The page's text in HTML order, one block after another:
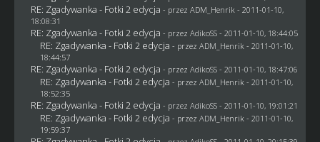
RE: Zgadywanka - Fotki 2 edycja - przez ADM_Henrik - 2011-01-10,
18:08:31
RE: Zgadywanka - Fotki 2 edycja - przez AdikoSS - 2011-01-10, 18:44:05
RE: Zgadywanka - Fotki 2 edycja - przez ADM_Henrik - 2011-01-10,
18:44:57
RE: Zgadywanka - Fotki 2 edycja - przez AdikoSS - 2011-01-10, 18:47:06
RE: Zgadywanka - Fotki 2 edycja - przez ADM_Henrik - 2011-01-10,
18:52:35
RE: Zgadywanka - Fotki 2 edycja - przez AdikoSS - 2011-01-10, 19:01:21
RE: Zgadywanka - Fotki 2 edycja - przez ADM_Henrik - 2011-01-10,
19:59:37